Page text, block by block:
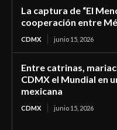
La captura de “El
cooperación entre
CDMX junio 15, 2026
Entre catrinas,
CDMX el Mundial en
mexicana
CDMX junio 15, 2026